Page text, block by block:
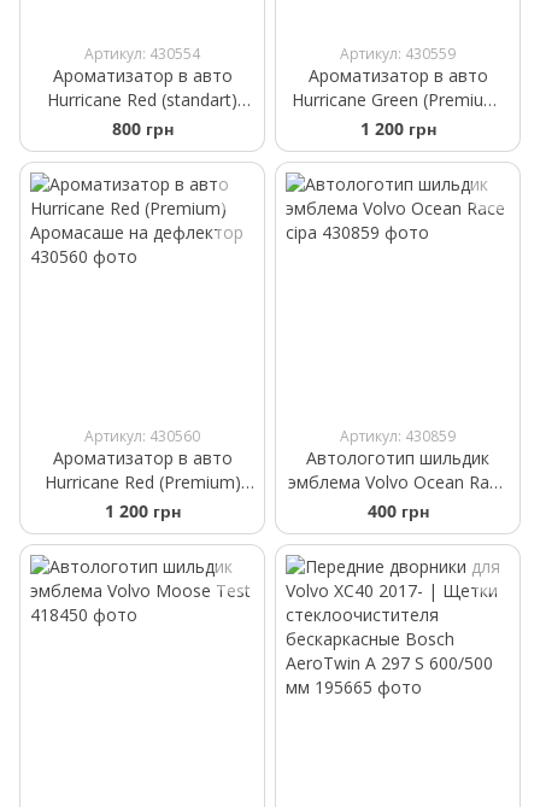
Артикул: 430554
Ароматизатор в авто
Hurricane Red (standart)
Аромасаше на дефлектор
800 грн
Артикул: 430559
Ароматизатор в авто
Hurricane Green (Premium)
Аромасаше на дефлектор
1 200 грн
Артикул: 430560
Ароматизатор в авто
Hurricane Red (Premium)
Аромасаше на дефлектор
1 200 грн
Артикул: 430859
Автологотип шильдик
эмблема Volvo Ocean Race
сіра
400 грн